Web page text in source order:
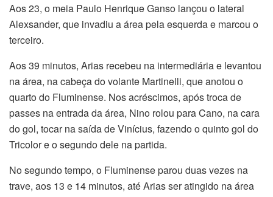
Aos 23, o meia Paulo Henrique Ganso lançou o lateral
Alexsander, que invadiu a área pela esquerda e marcou o
terceiro.
Aos 39 minutos, Arias recebeu na intermediária e levantou
na área, na cabeça do volante Martinelli, que anotou o
quarto do Fluminense. Nos acréscimos, após troca de
passes na entrada da área, Nino rolou para Cano, na cara
do gol, tocar na saída de Vinícius, fazendo o quinto gol do
Tricolor e o segundo dele na partida.
No segundo tempo, o Fluminense parou duas vezes na
trave, aos 13 e 14 minutos, até Arias ser atingido na área